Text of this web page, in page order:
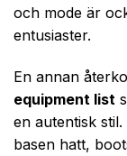
och mode är
entusiaster.
En annan
equipment list
en autentisk
basen hatt,